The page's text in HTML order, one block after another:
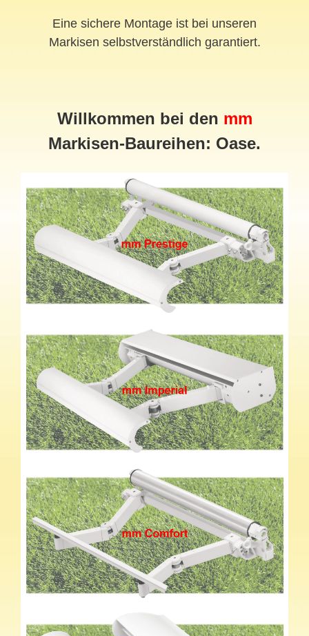
Eine sichere Montage ist bei unseren
Markisen selbstverständlich garantiert.
Willkommen bei den mm
Markisen-Baureihen: Oase.